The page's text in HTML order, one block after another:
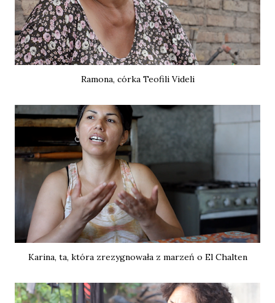
Ramona, córka Teofili Videli
Karina, ta, która zrezygnowała z marzeń o El Chalten